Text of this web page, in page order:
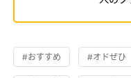
#おすすめ #オドぜひ